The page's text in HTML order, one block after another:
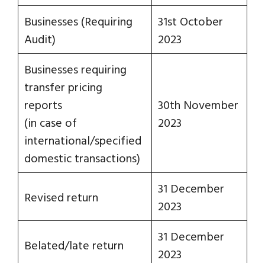
Businesses (Requiring
Audit)
31st October
2023
Businesses requiring
transfer pricing
reports
(in case of
international/specified
domestic transactions)
30th November
2023
Revised return
31 December
2023
Belated/late return
31 December
2023